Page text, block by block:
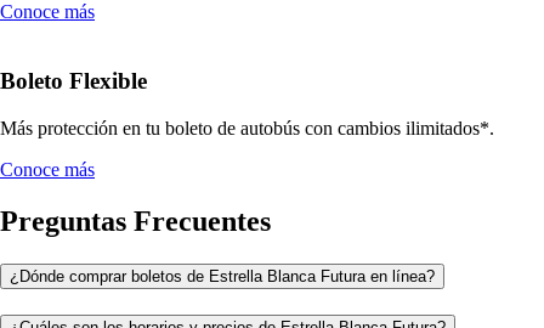
Conoce más
Boleto Flexible
Más protección en tu boleto de autobús con cambios ilimitados*.
Conoce más
Preguntas Frecuentes
¿Dónde comprar boletos de Estrella Blanca Futura en línea?